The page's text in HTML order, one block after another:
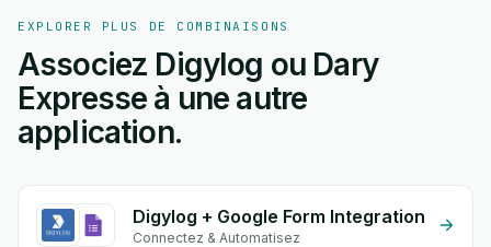
EXPLORER PLUS DE COMBINAISONS
Associez Digylog ou Dary
Expresse à une autre
application.
Digylog + Google Form Integration
Connectez & Automatisez